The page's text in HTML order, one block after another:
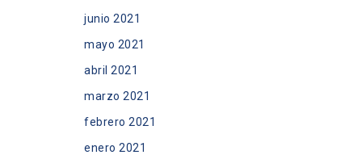
junio 2021
mayo 2021
abril 2021
marzo 2021
febrero 2021
enero 2021